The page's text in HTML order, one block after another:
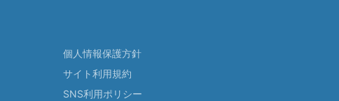
個人情報保護方針
サイト利用規約
SNS利用ポリシー